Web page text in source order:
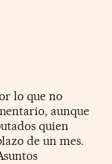
lo que no
aunque
quien
de un mes.